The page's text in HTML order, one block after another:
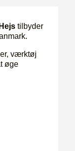
tilbyder
værktøj
øge